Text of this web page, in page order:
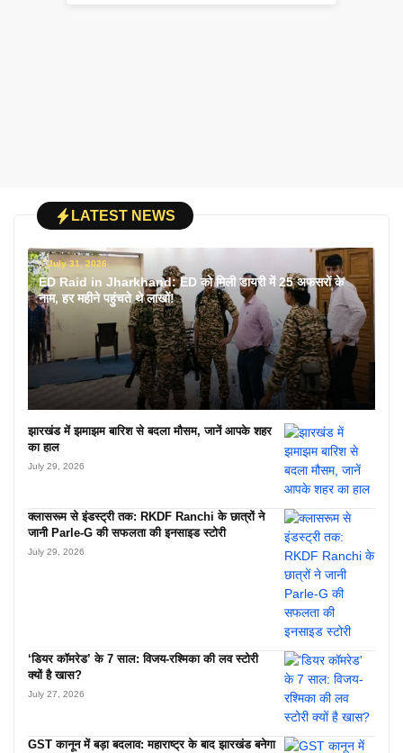
LATEST NEWS
July 31, 2026
ED Raid in Jharkhand: ED को मिली डायरी में 25 अफसरों के
नाम, हर महीने पहुंचते थे लाखों!
झारखंड में झमाझम बारिश से बदला मौसम, जानें आपके शहर
का हाल
July 29, 2026
क्लासरूम से इंडस्ट्री तक: RKDF Ranchi के छात्रों ने
जानी Parle-G की सफलता की इनसाइड स्टोरी
July 29, 2026
‘डियर कॉमरेड’ के 7 साल: विजय-रश्मिका की लव स्टोरी
क्यों है खास?
July 27, 2026
GST कानून में बड़ा बदलाव: महाराष्ट्र के बाद झारखंड बनेगा